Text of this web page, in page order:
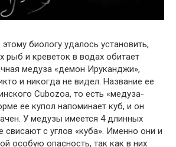
биологу удалось установить,
рыб и креветок в водах обитает
медуза «демон Ируканджи»,
и никогда не видел. Название ее
Cubozoa, то есть «медуза-
ее купол напоминает куб, и он
У медузы имеется 4 длинных
свисают с углов «куба». Именно они и
особую опасность, так как в них